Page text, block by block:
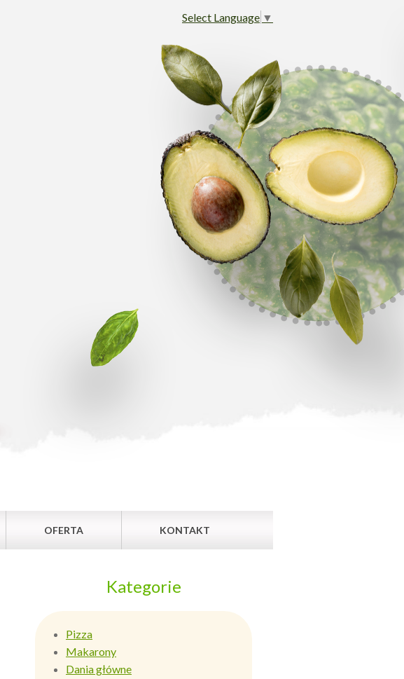
Select Language ▼
OFERTA KONTAKT
Kategorie
Pizza
Makarony
Dania główne